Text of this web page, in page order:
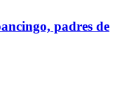
padres de